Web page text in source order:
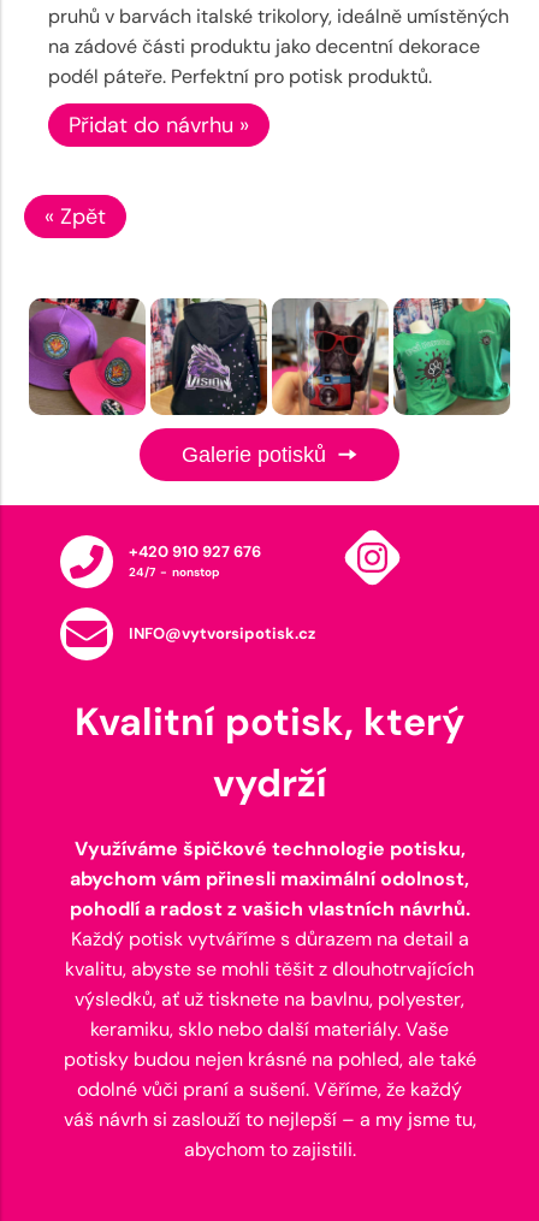
pruhů v barvách italské trikolory, ideálně umístěných
na zádové části produktu jako decentní dekorace
podél páteře. Perfektní pro potisk produktů.
Přidat do návrhu »
« Zpět
Galerie potisků
+420 910 927 676
24/7 - nonstop
INFO@vytvorsipotisk.cz
Kvalitní potisk, který
vydrží
Využíváme špičkové technologie potisku,
abychom vám přinesli maximální odolnost,
pohodlí a radost z vašich vlastních návrhů.
Každý potisk vytváříme s důrazem na detail a
kvalitu, abyste se mohli těšit z dlouhotrvajících
výsledků, ať už tisknete na bavlnu, polyester,
keramiku, sklo nebo další materiály. Vaše
potisky budou nejen krásné na pohled, ale také
odolné vůči praní a sušení. Věříme, že každý
váš návrh si zaslouží to nejlepší – a my jsme tu,
abychom to zajistili.